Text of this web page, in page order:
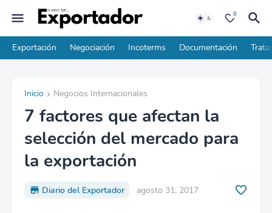
0
Exportación Negociación Incoterms Documentación
Inicio Negocios Internacionales
7 factores que afectan la
selección del mercado para
la exportación
Diario del Exportador agosto 31, 2017